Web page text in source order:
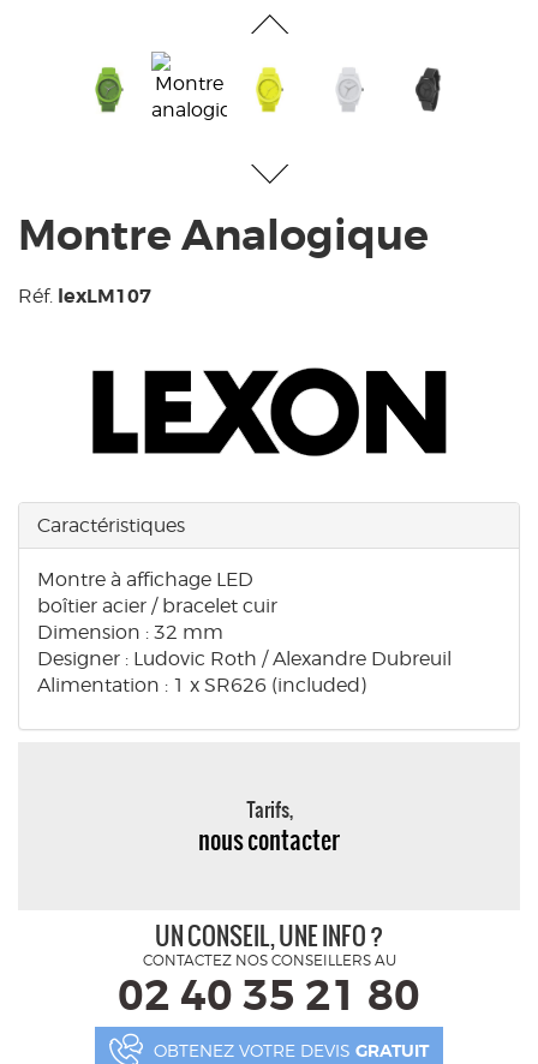
Montre Analogique
Réf. lexLM107
Caractéristiques
Montre à affichage LED
boîtier acier / bracelet cuir
Dimension : 32 mm
Designer : Ludovic Roth / Alexandre Dubreuil
Alimentation : 1 x SR626 (included)
Tarifs,
nous contacter
UN CONSEIL, UNE INFO ?
CONTACTEZ NOS CONSEILLERS AU
02 40 35 21 80
OBTENEZ VOTRE DEVIS GRATUIT